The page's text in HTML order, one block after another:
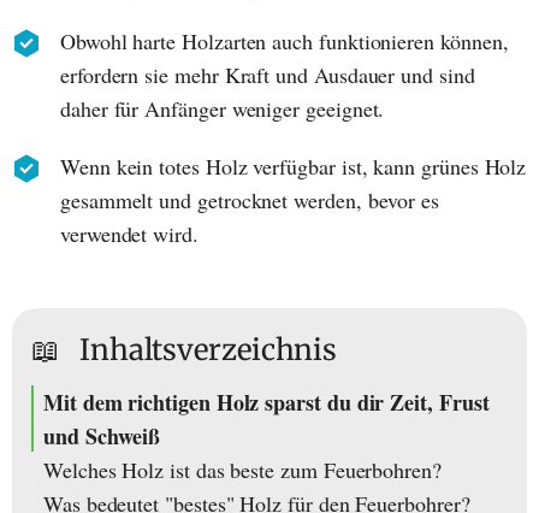
Obwohl harte Holzarten auch funktionieren können,
erfordern sie mehr Kraft und Ausdauer und sind
daher für Anfänger weniger geeignet.
Wenn kein totes Holz verfügbar ist, kann grünes Holz
gesammelt und getrocknet werden, bevor es
verwendet wird.
📖 Inhaltsverzeichnis
Mit dem richtigen Holz sparst du dir Zeit, Frust
und Schweiß
Welches Holz ist das beste zum Feuerbohren?
Was bedeutet "bestes" Holz für den Feuerbohrer?